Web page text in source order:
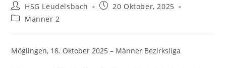
Beitrags-
Autor:
HSG Leudelsbach
Beitrag20 Oktober, 2025
Beitrags-
Männer 2
Möglingen, 18. Oktober 2025 – Männer Bezirksliga